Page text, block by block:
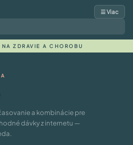
☰ Viac
ZDRAVIE A CHOROBU
a kombinácie pre
dávky z internetu —